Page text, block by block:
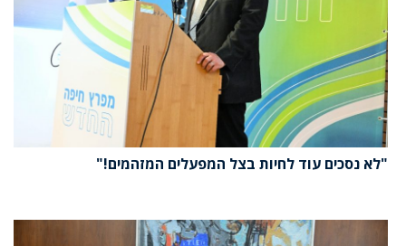
"לא נסכים עוד לחיות בצל המפעלים המזהמים!"